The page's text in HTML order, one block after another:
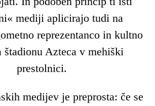
mediji aplicirajo tudi na
reprezentanco in kultno
štadionu Azteca v mehiški
prestolnici.
medijev je preprosta: če se